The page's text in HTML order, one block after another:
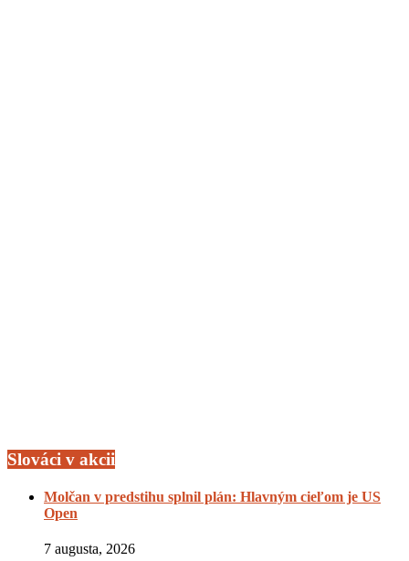
Slováci v akcii
Molčan v predstihu splnil plán: Hlavným cieľom je US
Open
7 augusta, 2026